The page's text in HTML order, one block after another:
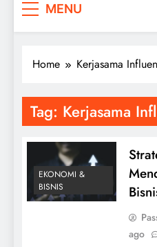
MENU
Home Kerjasama
Tag: Kerjasama
EKONOMI &
BISNIS
ago